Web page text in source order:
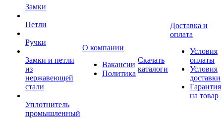
Замки
Петли
Ручки
Замки и петли
из
нержавеющей
стали
Уплотнитель
промышленный
О компании
Вакансии
Политика
Скачать
каталоги
Доставка и
оплата
Условия
оплаты
Условия
доставки
Гарантия
на товар